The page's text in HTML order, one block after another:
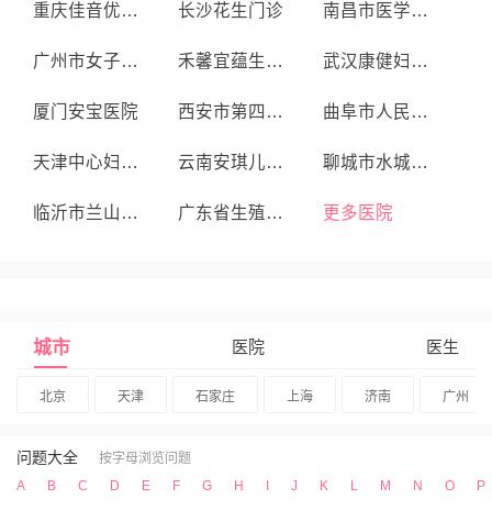
重庆佳音优查综合门诊部 长沙花生门诊 南昌市医学科学研究所附属医院
广州市女子医院 禾馨宜蕴生殖中心 武汉康健妇婴医院
厦门安宝医院 西安市第四医院生殖医学中心 曲阜市人民医院
天津中心妇产医院 云南安琪儿妇产医院 聊城市水城妇产医院
临沂市兰山区蓝湾医院 广东省生殖医院 更多医院
城市 医院 医生
北京 天津 石家庄 上海 济南 广州
问题大全
按字母浏览问题
A
B C D E F G H I J K L M N O P